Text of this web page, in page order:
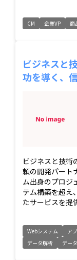
CM 企業VP 商
ビジネスと
功を導く、
ビジネスと技術
頼の開発パート
ム出身のプロジ
テム構築を超え
たサービスを提
Webシステム ア
データ解析
デー